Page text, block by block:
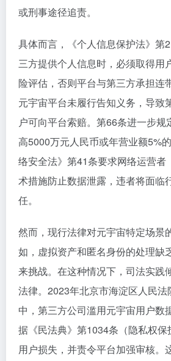
或刑事途径追责。
具体而言，《个人信息保护法》第
三方提供个人信息时，必须取得用
险评估，否则平台与第三方承担连
元宇宙平台未履行告知义务，导致
户可向平台索赔。第66条进一步规
高5000万元人民币或年营业额5%
络安全法》第41条要求网络运营者
术措施防止数据泄露，违者将面临
任。
然而，现行法律对元宇宙特定场景
如，虚拟资产和匿名身份的处理缺
来挑战。在这种情况下，司法实践
法律。2023年北京市海淀区人民
中，第三方公司滥用元宇宙用户数
据《民法典》第1034条（隐私权
用户损失，并责令平台加强审核。